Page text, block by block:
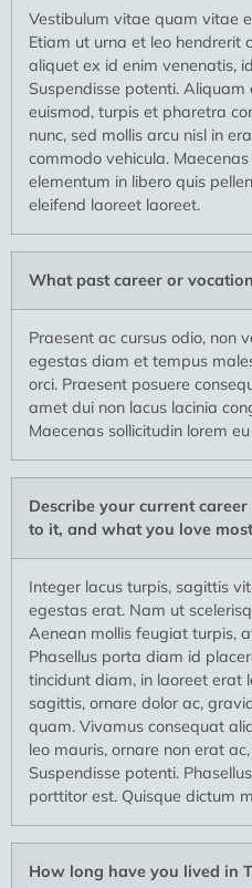
Vestibulum vitae quam vitae
Etiam ut urna et leo hendrerit
aliquet ex id enim venenatis,
Suspendisse potenti.
euismod, turpis et pharetra
nunc, sed mollis arcu nisl in
commodo vehicula.
elementum in libero quis
eleifend laoreet laoreet.
What past career or
Praesent ac cursus odio, non
egestas diam et tempus
orci. Praesent posuere
amet dui non lacus lacinia
Maecenas sollicitudin lorem
Describe your current
to it, and what you love
Integer lacus turpis, sagittis
egestas erat. Nam ut
Aenean mollis feugiat turpis,
Phasellus porta diam id
tincidunt diam, in laoreet erat
sagittis, ornare dolor ac,
quam. Vivamus consequat
leo mauris, ornare non erat
Suspendisse potenti.
porttitor est. Quisque dictum
How long have you lived in